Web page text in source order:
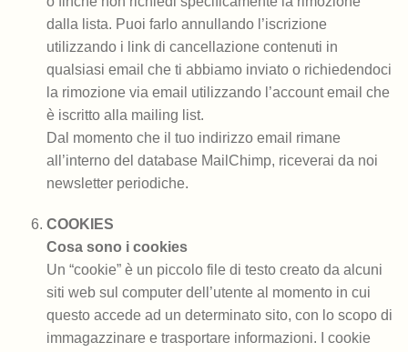
dalla lista. Puoi farlo annullando l’iscrizione
utilizzando i link di cancellazione contenuti in
qualsiasi email che ti abbiamo inviato o richiedendoci
la rimozione via email utilizzando l’account email che
è iscritto alla mailing list.
Dal momento che il tuo indirizzo email rimane
all’interno del database MailChimp, riceverai da noi
newsletter periodiche.
COOKIES
Cosa sono i cookies
Un “cookie” è un piccolo file di testo creato da alcuni
siti web sul computer dell’utente al momento in cui
questo accede ad un determinato sito, con lo scopo di
immagazzinare e trasportare informazioni. I cookie